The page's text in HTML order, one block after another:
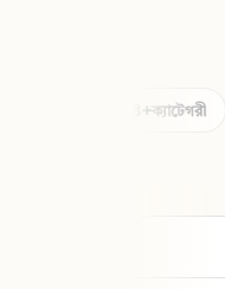
ক্যাটেগরী